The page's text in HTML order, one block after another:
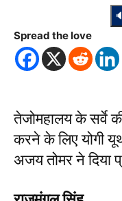
Spread the love
तेजोमहालय के सर्वे
करने के लिए योगी
अजय तोमर ने दिया